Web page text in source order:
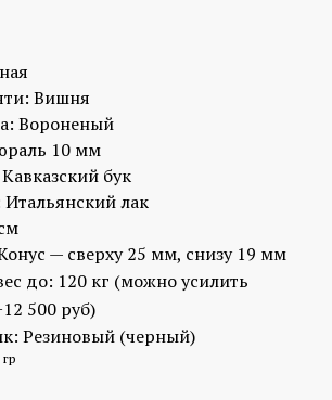
Вишня
Вороненый
10 мм
бук
лак
— сверху 25 мм, снизу 19 мм
до: 120 кг (можно усилить
500 руб)
Резиновый (черный)